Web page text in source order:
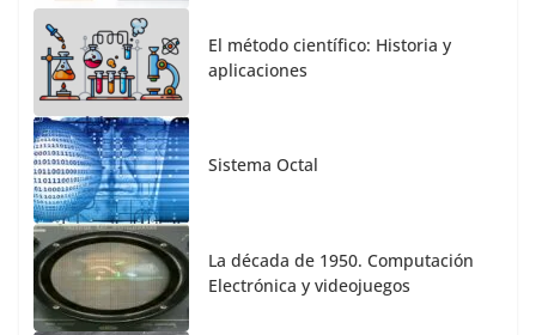
El método científico: Historia y
aplicaciones
Sistema Octal
La década de 1950. Computación
Electrónica y videojuegos